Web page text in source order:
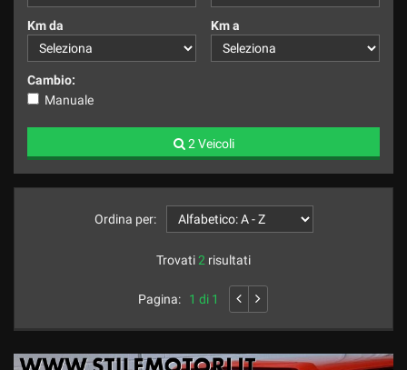
Km da Km a
Cambio:
Manuale
2 Veicoli
Ordina per:
Trovati2 risultati
Pagina: 1 di 1